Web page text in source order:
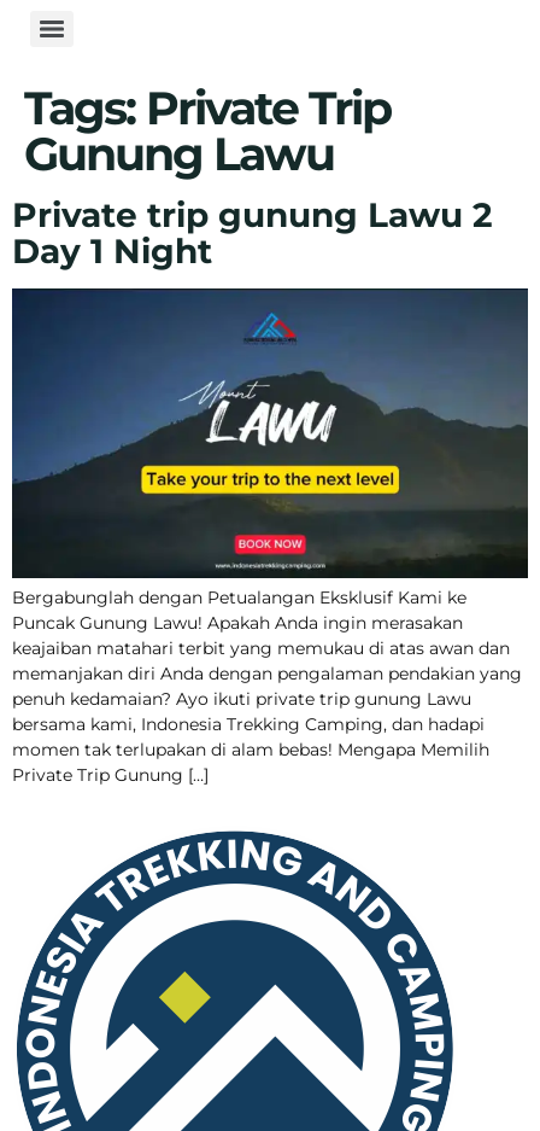
Tags: Private Trip
Gunung Lawu
Private trip gunung Lawu 2
Day 1 Night
Bergabunglah dengan Petualangan Eksklusif Kami ke
Puncak Gunung Lawu! Apakah Anda ingin merasakan
keajaiban matahari terbit yang memukau di atas awan dan
memanjakan diri Anda dengan pengalaman pendakian yang
penuh kedamaian? Ayo ikuti private trip gunung Lawu
bersama kami, Indonesia Trekking Camping, dan hadapi
momen tak terlupakan di alam bebas! Mengapa Memilih
Private Trip Gunung […]